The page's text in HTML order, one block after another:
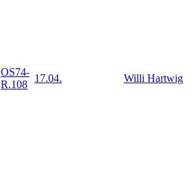
OS74-
R.108
17.04. Willi Hartwig